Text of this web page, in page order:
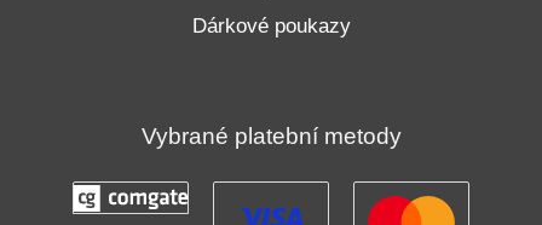
Dárkové poukazy
Vybrané platební metody